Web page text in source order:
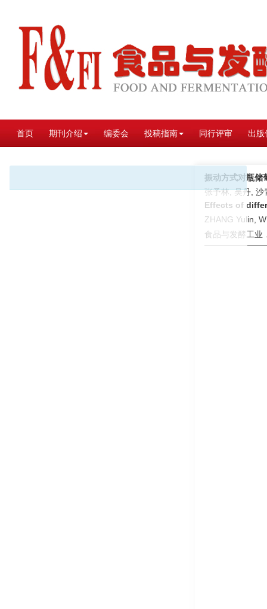
首页 期刊介绍 编委会 投稿指南 同行评审 出版
振动方式对瓶储
张予林, 吴丹, 沙
Effects of
ZHANG Yulin,
食品与发酵工业